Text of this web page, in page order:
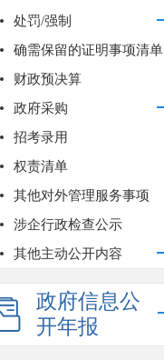
处罚/强制
确需保留的证明事项清单
财政预决算
政府采购
招考录用
权责清单
其他对外管理服务事项
涉企行政检查公示
其他主动公开内容
政府信息公
开年报